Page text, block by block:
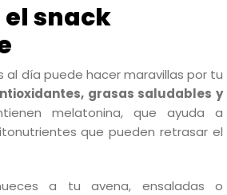
el snack
al día puede hacer maravillas por tu
grasas saludables y
melatonina, que ayuda a
que pueden retrasar el
a tu avena, ensaladas o